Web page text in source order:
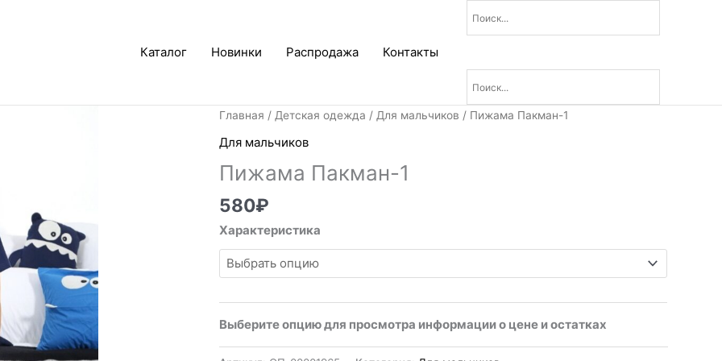
Каталог Новинки Распродажа Контакты
Главная / Детская одежда / Для мальчиков / Пижама Пакман-1
Для мальчиков
Пижама Пакман-1
580₽
Характеристика
Выберите опцию для просмотра информации о цене и остатках